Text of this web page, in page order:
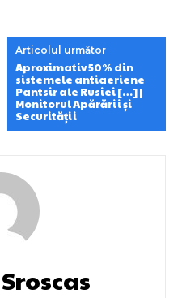
Articolul următor
Aproximativ 50% din
sistemele antiaeriene
Pantsir ale Rusiei […] |
Monitorul Apărării și
Securității